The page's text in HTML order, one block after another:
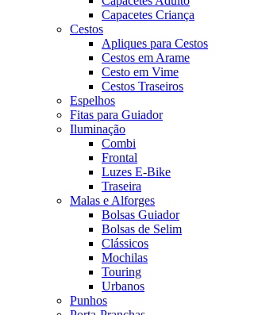
Capacetes Criança
Cestos
Apliques para Cestos
Cestos em Arame
Cesto em Vime
Cestos Traseiros
Espelhos
Fitas para Guiador
Iluminação
Combi
Frontal
Luzes E-Bike
Traseira
Malas e Alforges
Bolsas Guiador
Bolsas de Selim
Clássicos
Mochilas
Touring
Urbanos
Punhos